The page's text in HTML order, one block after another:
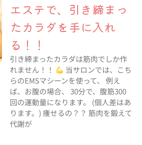
エステで、引き締まっ
たカラダを手に入れ
る！！
引き締まったカラダは筋肉でしか作
れません！！
当サロンでは、こち
らのEMSマシーンを使って、 例え
ば、お腹の場合、 30分で、腹筋300
回の運動量になります。 (個人差はあ
ります。) 痩せるの？？ 筋肉を鍛えて
代謝が